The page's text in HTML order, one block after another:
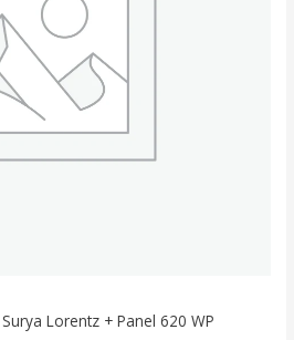
Lorentz + Panel 620 WP